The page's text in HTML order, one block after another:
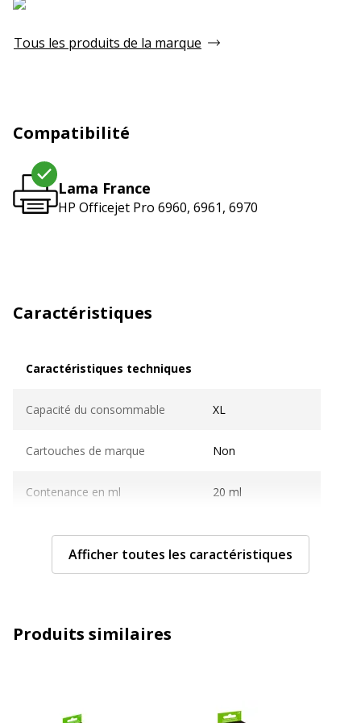
Tous les produits de la marque
Compatibilité
Lama France
HP Officejet Pro 6960, 6961, 6970
Caractéristiques
Caractéristiques techniques
Capacité du consommable XL
Cartouches de marque Non
Contenance en ml 20 ml
Nombre de pages imprimables 600 pages
Compatible avec technologie Jet d'encre
Afficher toutes les caractéristiques
Produits similaires